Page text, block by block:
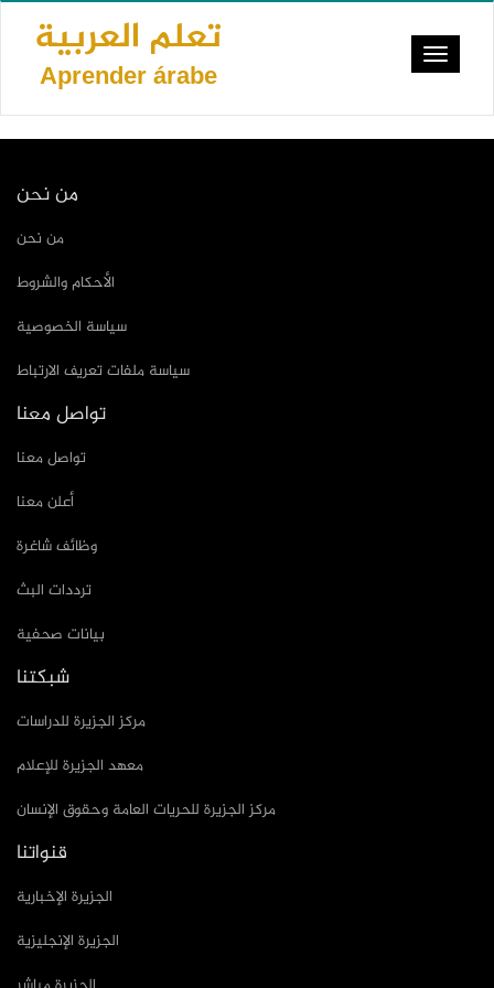
Pasar
contenido
principal
تعلم العربية
Aprender árabe
Toggle
من نحن
من نحن
الأحكام والشروط
سياسة الخصوصية
سياسة ملفات تعريف الارتباط
تواصل معنا
تواصل معنا
أعلن معنا
وظائف شاغرة
ترددات البث
بيانات صحفية
شبكتنا
مركز الجزيرة للدراسات
معهد الجزيرة للإعلام
مركز الجزيرة للحريات العامة وحقوق الإنسان
قنواتنا
الجزيرة الإخبارية
الجزيرة الإنجليزية